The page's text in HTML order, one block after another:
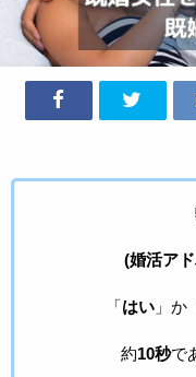
(婚活ア
「はい」か
約10秒で